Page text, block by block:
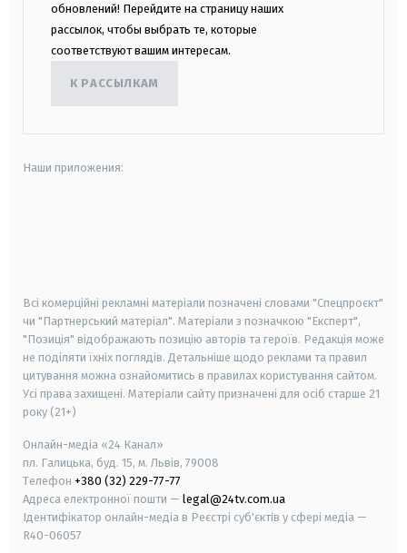
обновлений! Перейдите на страницу наших
рассылок, чтобы выбрать те, которые
соответствуют вашим интересам.
К РАССЫЛКАМ
Наши приложения:
Всі комерційні рекламні матеріали позначені словами "Спецпроєкт"
чи "Партнерський матеріал". Матеріали з позначкою "Експерт",
"Позиція" відображають позицію авторів та героїв. Редакція може
не поділяти їхніх поглядів. Детальніше щодо реклами та правил
цитування можна ознайомитись в правилах користування сайтом.
Усі права захищені. Матеріали сайту призначені для осіб старше 21
року (21+)
Онлайн-медіа «24 Канал»
пл. Галицька, буд. 15, м. Львів, 79008
Телефон +380 (32) 229-77-77
Адреса електронної пошти — legal@24tv.com.ua
Ідентифікатор онлайн-медіа в Реєстрі суб'єктів у сфері медіа —
R40-06057